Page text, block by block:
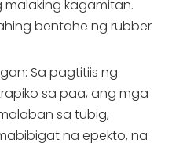
kagamitan.
bentahe ng rubber
Sa pagtitiis ng
sa paa, ang mga
sa tubig,
na epekto, na